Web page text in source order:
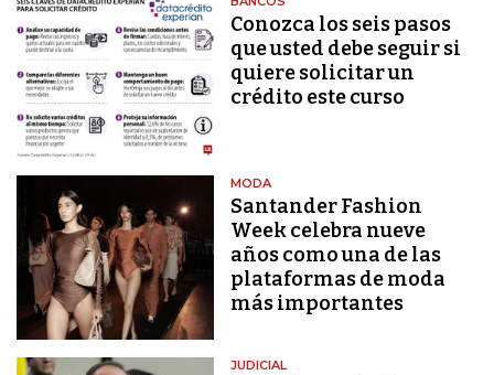
Conozca los seis pasos
que usted debe seguir si
quiere solicitar un
crédito este curso
MODA
Santander Fashion
Week celebra nueve
años como una de las
plataformas de moda
más importantes
JUDICIAL